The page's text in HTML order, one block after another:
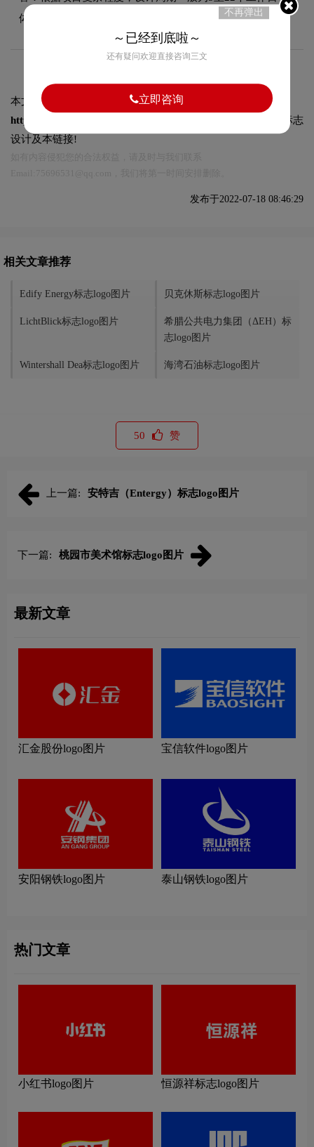
体时间在签订合同时与您确认。
本文标题和链接
Sedigas标志logo图片:
https://logo9.net/works/9415.html
转载时请注明出处为诗宸标志
设计及本链接!
发布于2022-07-18 08:46:29
相关文章推荐
Edify Energy标志logo图片 贝克休斯标志logo图片
LichtBlick标志logo图片
希腊公共电力集团（ΔΕΗ）标
志logo图片
Wintershall Dea标志logo图片 海湾石油标志logo图片
50 赞
上一篇: 安特吉（Entergy）标志logo图片
下一篇: 桃园市美术馆标志logo图片
最新文章
汇金股份logo图片 宝信软件logo图片
安阳钢铁logo图片 泰山钢铁logo图片
热门文章
小红书logo图片 恒源祥标志logo图片
不再弹出
～已经到底啦～
还有疑问欢迎直接咨询三文
立即咨询